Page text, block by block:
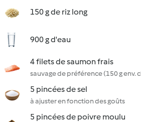
150 g de riz long
900 g d'eau
4 filets de saumon frais
sauvage de préférence (150 g env.
5 pincées de sel
à ajuster en fonction des goûts
5 pincées de poivre moulu